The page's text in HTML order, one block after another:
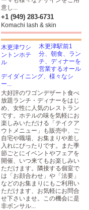
意し...
+1 (949) 283-6731
Komachi lash & skin
木更津駅前1
分、朝食、ラン
チ、ディナーを
営業するオール
デイダイニング、様々なシ
ー...
大好評のワゴンデザート食べ
放題ランチ・ディナーをはじ
め、女性に人気のレストラン
です。ホテルの味を気軽にお
楽しみいただける「テイクア
ウトメニュー」も販売中、ご
自宅や職場、お集まりや差し
入れにぴったりです。また季
節ごとにイベントやフェアを
開催、いつ来てもお楽しみい
ただけます。隣接する個室で
は「お顔合わせ」や「法要」
などのお集まりにもご利用い
ただけます、お気軽にお問合
せ下さいませ。この機会に是
非ボンサル...